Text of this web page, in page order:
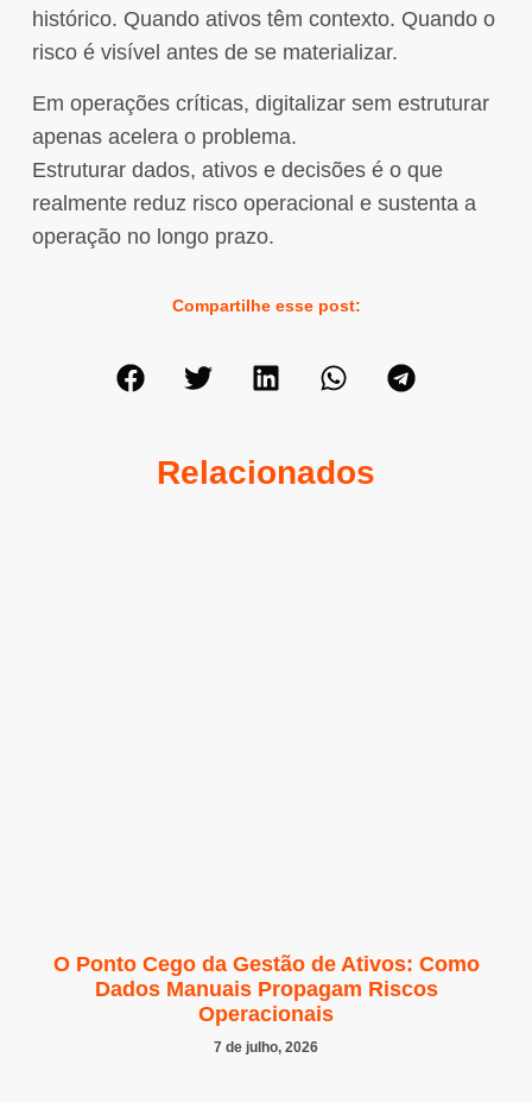
histórico. Quando ativos têm contexto. Quando o
risco é visível antes de se materializar.
Em operações críticas, digitalizar sem estruturar
apenas acelera o problema.
Estruturar dados, ativos e decisões é o que
realmente reduz risco operacional e sustenta a
operação no longo prazo.
Compartilhe esse post:
Relacionados
O Ponto Cego da Gestão de Ativos: Como
Dados Manuais Propagam Riscos
Operacionais
7 de julho, 2026